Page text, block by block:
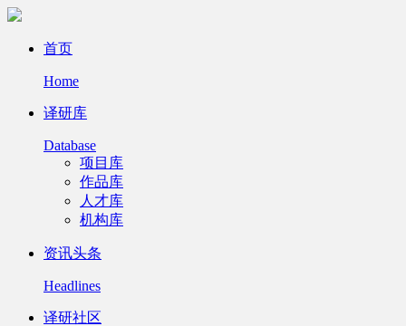
首页
Home
译研库
Database
项目库
作品库
人才库
机构库
资讯头条
Headlines
译研社区